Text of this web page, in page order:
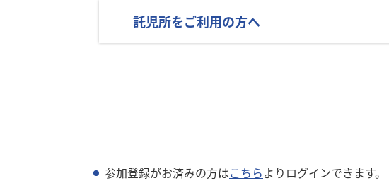
託児所をご利用の方へ
参加登録がお済みの方はこちらよりログインできます。